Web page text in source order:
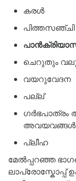
കരൾ
പിത്തസഞ്ചി
ചെറുതും
വയറുവേദന
പല്ല്
അവയവങ്ങൾ
പ്ലീഹ
മേൽപ്പറഞ്ഞ
ലാപ്രോസ്കോപ്പ്